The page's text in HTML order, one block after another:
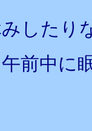
したり
前中に